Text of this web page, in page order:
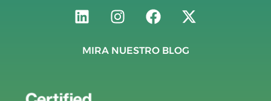
MIRA NUESTRO BLOG